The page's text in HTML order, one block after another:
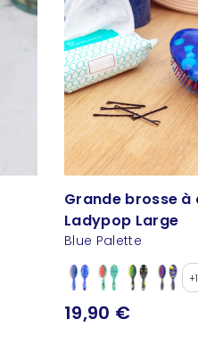
Grande brosse à
Ladypop Large
Blue Palette
19,90 €